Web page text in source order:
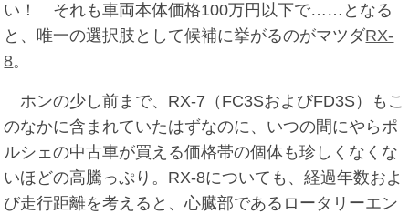
い！ それも車両本体価格100万円以下で……となる
と、唯一の選択肢として候補に挙がるのがマツダRX-
8。
ホンの少し前まで、RX-7（FC3SおよびFD3S）もこ
のなかに含まれていたはずなのに、いつの間にやらポ
ルシェの中古車が買える価格帯の個体も珍しくなくな
いほどの高騰っぷり。RX-8についても、経過年数およ
び走行距離を考えると、心臓部であるロータリーエン